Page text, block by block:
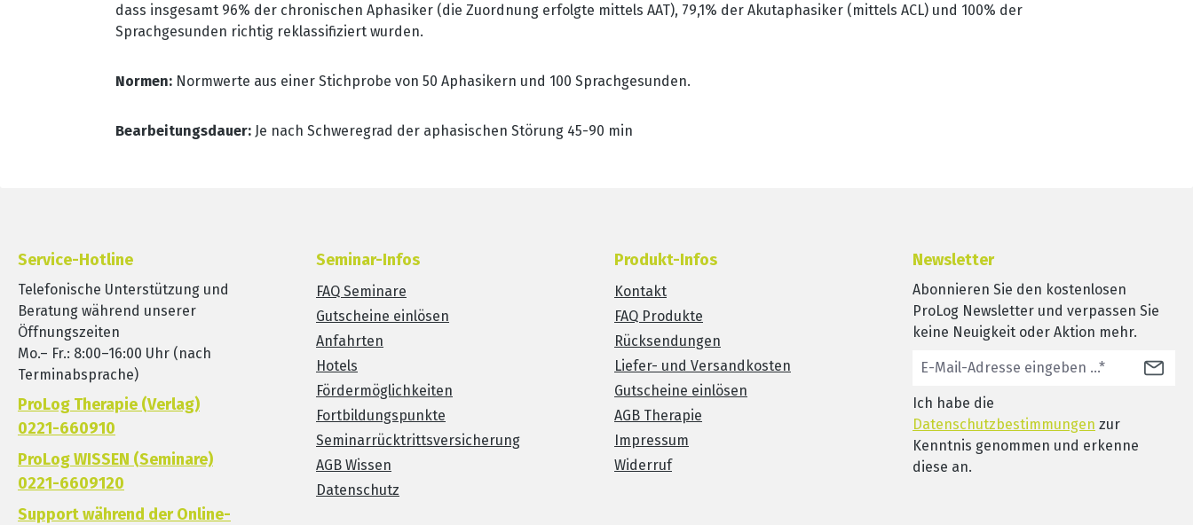
dass insgesamt 96% der chronischen Aphasiker (die Zuordnung erfolgte mittels AAT), 79,1% der Akutaphasiker (mittels ACL) und 100% der
Sprachgesunden richtig reklassifiziert wurden.
Normen: Normwerte aus einer Stichprobe von 50 Aphasikern und 100 Sprachgesunden.
Bearbeitungsdauer: Je nach Schweregrad der aphasischen Störung 45-90 min
Service-Hotline
Telefonische Unterstützung und
Beratung während unserer
Öffnungszeiten
Mo.– Fr.: 8:00–16:00 Uhr (nach
Terminabsprache)
ProLog Therapie (Verlag)
0221-660910
ProLog WISSEN (Seminare)
0221-6609120
Support während der Online-
Seminar-Infos
FAQ Seminare
Gutscheine einlösen
Anfahrten
Hotels
Fördermöglichkeiten
Fortbildungspunkte
Seminarrücktrittsversicherung
AGB Wissen
Datenschutz
Produkt-Infos
Kontakt
FAQ Produkte
Rücksendungen
Liefer- und Versandkosten
Gutscheine einlösen
AGB Therapie
Impressum
Widerruf
Newsletter
Abonnieren Sie den kostenlosen
ProLog Newsletter und verpassen Sie
keine Neuigkeit oder Aktion mehr.
Ich habe die
Datenschutzbestimmungen zur
Kenntnis genommen und erkenne
diese an.